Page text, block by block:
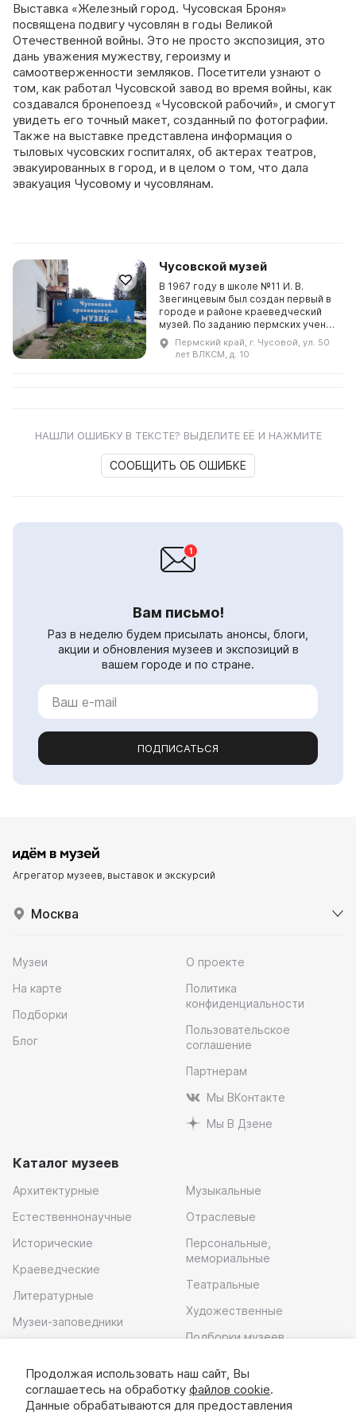
Выставка «Железный город. Чусовская Броня»
посвящена подвигу чусовлян в годы Великой
Отечественной войны. Это не просто экспозиция, это
дань уважения мужеству, героизму и
самоотверженности земляков. Посетители узнают о
том, как работал Чусовской завод во время войны, как
создавался бронепоезд «Чусовской рабочий», и смогут
увидеть его точный макет, созданный по фотографии.
Также на выставке представлена информация о
тыловых чусовских госпиталях, об актерах театров,
эвакуированных в город, и в целом о том, что дала
эвакуация Чусовому и чусовлянам.
Чусовской музей
В 1967 году в школе №11 И. В.
Звегинцевым был создан первый в
городе и районе краеведческий
музей. По заданию пермских ученых
музей проводил археологические
разведки и раскопки со
школьниками. В фонда...
Пермский край, г. Чусовой, ул. 50
лет ВЛКСМ, д. 10
НАШЛИ ОШИБКУ В ТЕКСТЕ? ВЫДЕЛИТЕ ЕЁ И НАЖМИТЕ
СООБЩИТЬ ОБ ОШИБКЕ
Вам письмо!
Раз в неделю будем присылать анонсы, блоги,
акции и обновления музеев и экспозиций в
вашем городе и по стране.
ПОДПИСАТЬСЯ
Агрегатор музеев, выставок и экскурсий
Москва
Музеи
На карте
Подборки
Блог
О проекте
Политика
конфиденциальности
Пользовательское
соглашение
Партнерам
Мы ВКонтакте
Мы В Дзене
Каталог музеев
Архитектурные
Естественнонаучные
Исторические
Краеведческие
Литературные
Музеи-заповедники
Музыкальные
Отраслевые
Персональные,
мемориальные
Театральные
Художественные
Подборки музеев
Скачать приложение
Продолжая использовать наш сайт, Вы
соглашаетесь на обработку файлов cookie.
Данные обрабатываются для предоставления